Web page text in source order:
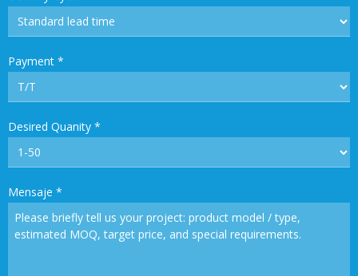
Payment *
Desired Quanity *
Mensaje *